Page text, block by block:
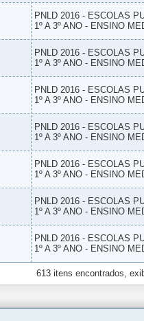
PNLD 2016 - ESCOLAS
1º A 3º ANO - ENSINO
PNLD 2016 - ESCOLAS
1º A 3º ANO - ENSINO
PNLD 2016 - ESCOLAS
1º A 3º ANO - ENSINO
PNLD 2016 - ESCOLAS
1º A 3º ANO - ENSINO
PNLD 2016 - ESCOLAS
1º A 3º ANO - ENSINO
PNLD 2016 - ESCOLAS
1º A 3º ANO - ENSINO
PNLD 2016 - ESCOLAS
1º A 3º ANO - ENSINO
613 itens encontrados,